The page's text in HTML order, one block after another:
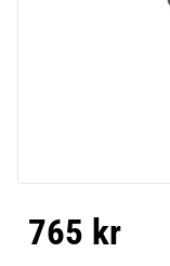
765 kr